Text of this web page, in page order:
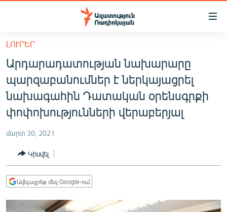
Մատչելիության
հիմնական
բովանդակությանը
հիմնական
մենյուին
Որոնում
ՀԱՅԱՍՏԱՆ
ՔԱՂԱՔԱԿԱՆ
ԸՆՏՐՈՒԹՅՈՒՆՆԵՐ 2026
ՏՆՏԵՍՈՒԹՅՈՒՆ
ՂԱՐԱԲԱՂ
ՊԱՏԵՐԱԶՄԻ 6 ՇԱԲԱԹՆԵՐԸ
ԼՈՒՐԵՐ
Արդարադատության նախարարը
պարզաբանումներ է ներկայացրել
նախագահին Դատական օրենսգրքի
փոփոխությունների վերաբերյալ
մարտ 30, 2021
Կիսվել
Ավելացրեք մեզ Google-ում